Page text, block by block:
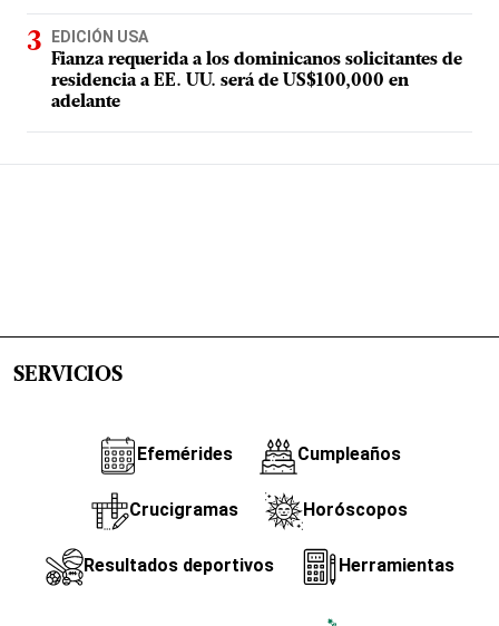
EDICIÓN USA
Fianza requerida a los dominicanos solicitantes de
residencia a EE. UU. será de US$100,000 en
adelante
SERVICIOS
Efemérides Cumpleaños
Crucigramas Horóscopos
Resultados deportivos Herramientas